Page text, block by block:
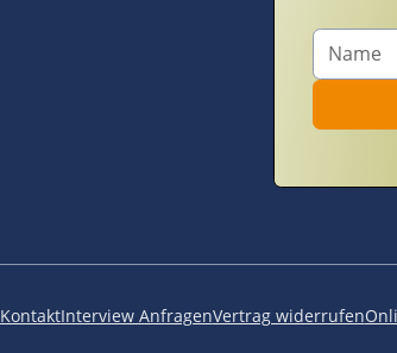
KontaktInterview AnfragenVertrag widerrufen